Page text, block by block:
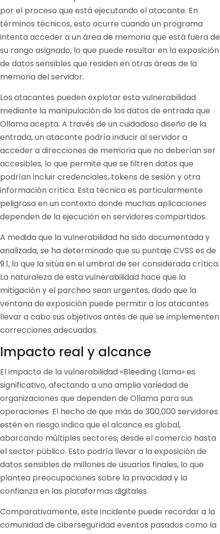
por el proceso que está ejecutando el atacante. En
términos técnicos, esto ocurre cuando un programa
intenta acceder a un área de memoria que está fuera de
su rango asignado, lo que puede resultar en la exposición
de datos sensibles que residen en otras áreas de la
memoria del servidor.
Los atacantes pueden explotar esta vulnerabilidad
mediante la manipulación de los datos de entrada que
Ollama acepta. A través de un cuidadoso diseño de la
entrada, un atacante podría inducir al servidor a
acceder a direcciones de memoria que no deberían ser
accesibles, lo que permite que se filtren datos que
podrían incluir credenciales, tokens de sesión y otra
información crítica. Esta técnica es particularmente
peligrosa en un contexto donde muchas aplicaciones
dependen de la ejecución en servidores compartidos.
A medida que la vulnerabilidad ha sido documentada y
analizada, se ha determinado que su puntaje CVSS es de
9.1, lo que la sitúa en el umbral de ser considerada crítica.
La naturaleza de esta vulnerabilidad hace que la
mitigación y el parcheo sean urgentes, dado que la
ventana de exposición puede permitir a los atacantes
llevar a cabo sus objetivos antes de que se implementen
correcciones adecuadas.
Impacto real y alcance
El impacto de la vulnerabilidad «Bleeding Llama» es
significativo, afectando a una amplia variedad de
organizaciones que dependen de Ollama para sus
operaciones. El hecho de que más de 300,000 servidores
estén en riesgo indica que el alcance es global,
abarcando múltiples sectores, desde el comercio hasta
el sector público. Esto podría llevar a la exposición de
datos sensibles de millones de usuarios finales, lo que
plantea preocupaciones sobre la privacidad y la
confianza en las plataformas digitales.
Comparativamente, este incidente puede recordar a la
comunidad de ciberseguridad eventos pasados como la